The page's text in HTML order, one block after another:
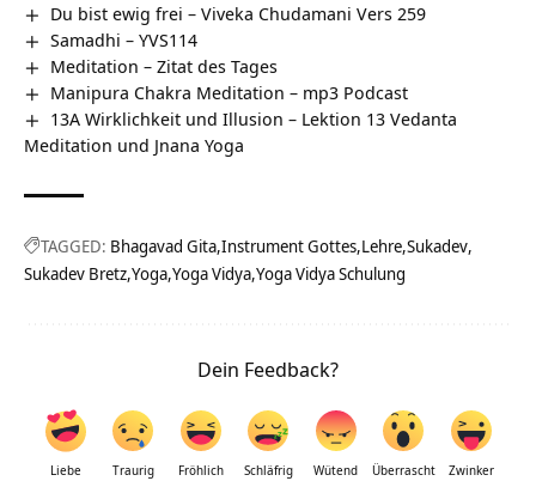
Du bist ewig frei – Viveka Chudamani Vers 259
Samadhi – YVS114
Meditation – Zitat des Tages
Manipura Chakra Meditation – mp3 Podcast
13A Wirklichkeit und Illusion – Lektion 13 Vedanta
Meditation und Jnana Yoga
TAGGED: Bhagavad Gita Instrument Gottes Lehre Sukadev
Sukadev Bretz Yoga Yoga Vidya Yoga Vidya Schulung
Dein Feedback?
Liebe Traurig Fröhlich Schläfrig Wütend Überrascht Zwinker